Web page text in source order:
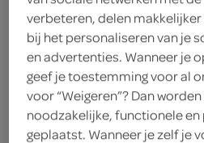
producten, maar worden
verwerkt in de winkelmand.
Een binder voor soepen,
bindmiddel van
verbeteren, delen
bij het personaliseren van je
en advertenties. Wanneer je
geef je toestemming voor al
voor “Weigeren”? Dan
noodzakelijke, functionele
geplaatst. Wanneer je zelf je